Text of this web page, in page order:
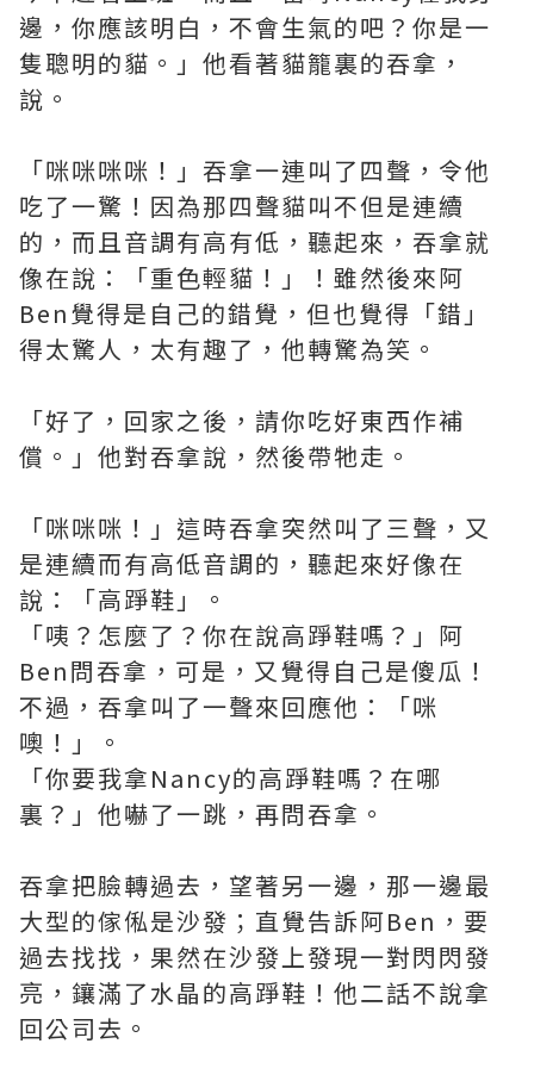
邊，你應該明白，不會生氣的吧？你是一
隻聰明的貓。」他看著貓籠裏的吞拿，
說。
「咪咪咪咪！」吞拿一連叫了四聲，令他
吃了一驚！因為那四聲貓叫不但是連續
的，而且音調有高有低，聽起來，吞拿就
像在說：「重色輕貓！」！雖然後來阿
Ben覺得是自己的錯覺，但也覺得「錯」
得太驚人，太有趣了，他轉驚為笑。
「好了，回家之後，請你吃好東西作補
償。」他對吞拿說，然後帶牠走。
「咪咪咪！」這時吞拿突然叫了三聲，又
是連續而有高低音調的，聽起來好像在
說：「高踭鞋」。
「咦？怎麼了？你在說高踭鞋嗎？」阿
Ben問吞拿，可是，又覺得自己是傻瓜！
不過，吞拿叫了一聲來回應他：「咪
噢！」。
「你要我拿Nancy的高踭鞋嗎？在哪
裏？」他嚇了一跳，再問吞拿。
吞拿把臉轉過去，望著另一邊，那一邊最
大型的傢俬是沙發；直覺告訴阿Ben，要
過去找找，果然在沙發上發現一對閃閃發
亮，鑲滿了水晶的高踭鞋！他二話不說拿
回公司去。